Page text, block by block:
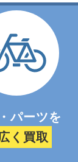
パーツを
く買取